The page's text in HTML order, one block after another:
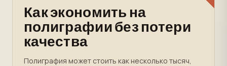
Как экономить на
полиграфии без потери
качества
Полиграфия может стоить как несколько тысяч,